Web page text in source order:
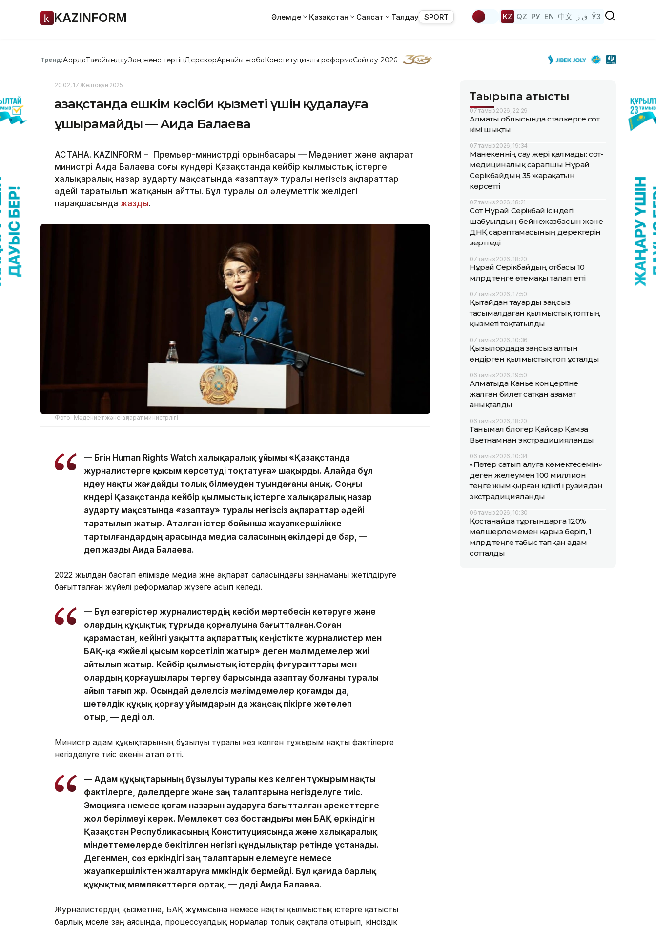
KAZINFORM Әлемде Қазақстан Саясат Талдау SPORT KZ QZ РУ EN 中文 ق ز ЎЗ
Тренд:АқордаТағайындауЗаң және тәртіпДерекқорАрнайы жобаКонституциялық реформаСайлау-2026
20:02, 17 Желтоқсан 2025
Қазақстанда ешкім кәсіби қызметі үшін қудалауға
ұшырамайды — Аида Балаева
АСТАНА. KAZINFORM – Премьер-министрдің орынбасары — Мәдениет және ақпарат
министрі Аида Балаева соңғы күндері Қазақстанда кейбір қылмыстық істерге
халықаралық назар аударту мақсатында «азаптау» туралы негізсіз ақпараттар
әдейі таратылып жатқанын айтты. Бұл туралы ол әлеуметтік желідегі
парақшасында жазды.
Фото: Мәдениет және ақпарат министрлігі
— Бүгін Human Rights Watch халықаралық ұйымы «Қазақстанда
журналистерге қысым көрсетуді тоқтатуға» шақырды. Алайда бұл
үндеу нақты жағдайды толық білмеуден туындағаны анық. Соңғы
күндері Қазақстанда кейбір қылмыстық істерге халықаралық назар
аударту мақсатында «азаптау» туралы негізсіз ақпараттар әдейі
таратылып жатыр. Аталған істер бойынша жауапкершілікке
тартылғандардың арасында медиа саласының өкілдері де бар, —
деп жазды Аида Балаева.
2022 жылдан бастап елімізде медиа және ақпарат саласындағы заңнаманы жетілдіруге
бағытталған жүйелі реформалар жүзеге асып келеді.
— Бұл өзгерістер журналистердің кәсіби мәртебесін көтеруге және
олардың құқықтық тұрғыда қорғалуына бағытталған.Соған
қарамастан, кейінгі уақытта ақпараттық кеңістікте журналистер мен
БАҚ-қа «жүйелі қысым көрсетіліп жатыр» деген мәлімдемелер жиі
айтылып жатыр. Кейбір қылмыстық істердің фигуранттары мен
олардың қорғаушылары тергеу барысында азаптау болғаны туралы
айып тағып жүр. Осындай дәлелсіз мәлімдемелер қоғамды да,
шетелдік құқық қорғау ұйымдарын да жаңсақ пікірге жетелеп
отыр, — деді ол.
Министр адам құқықтарының бұзылуы туралы кез келген тұжырым нақты фактілерге
негізделуге тиіс екенін атап өтті.
— Адам құқықтарының бұзылуы туралы кез келген тұжырым нақты
фактілерге, дәлелдерге және заң талаптарына негізделуге тиіс.
Эмоцияға немесе қоғам назарын аударуға бағытталған әрекеттерге
жол берілмеуі керек. Мемлекет сөз бостандығы мен БАҚ еркіндігін
Қазақстан Республикасының Конституциясында және халықаралық
міндеттемелерде бекітілген негізгі құндылықтар ретінде ұстанады.
Дегенмен, сөз еркіндігі заң талаптарын елемеуге немесе
жауапкершіліктен жалтаруға мүмкіндік бермейді. Бұл қағида барлық
құқықтық мемлекеттерге ортақ, — деді Аида Балаева.
Журналистердің қызметіне, БАҚ жұмысына немесе нақты қылмыстық істерге қатысты
барлық мәселе заң аясында, процессуалдық нормалар толық сақтала отырып, кінәсіздік
Тақырыпқа қатысты
07 тамыз 2026, 22:29
Алматы облысында сталкерге сот
үкімі шықты
07 тамыз 2026, 19:34
Манекеннің сау жері қалмады: сот-
медициналық сарапшы Нұрай
Серікбайдың 35 жарақатын
көрсетті
07 тамыз 2026, 18:21
Сот Нұрай Серікбай ісіндегі
шабуылдың бейнежазбасын және
ДНҚ сараптамасының деректерін
зерттеді
07 тамыз 2026, 18:20
Нұрай Серікбайдың отбасы 10
млрд теңге өтемақы талап етті
07 тамыз 2026, 17:50
Қытайдан тауарды заңсыз
тасымалдаған қылмыстық топтың
қызметі тоқтатылды
07 тамыз 2026, 10:36
Қызылордада заңсыз алтын
өндірген қылмыстық топ ұсталды
06 тамыз 2026, 19:50
Алматыда Канье концертіне
жалған билет сатқан азамат
анықталды
06 тамыз 2026, 18:20
Танымал блогер Қайсар Қамза
Вьетнамнан экстрадицияланды
06 тамыз 2026, 10:34
«Пәтер сатып алуға көмектесемін»
деген желеумен 100 миллион
теңге жымқырған күдікті Грузиядан
экстрадицияланды
06 тамыз 2026, 10:30
Қостанайда тұрғындарға 120%
мөлшерлемемен қарыз беріп, 1
млрд теңге табыс тапқан адам
сотталды